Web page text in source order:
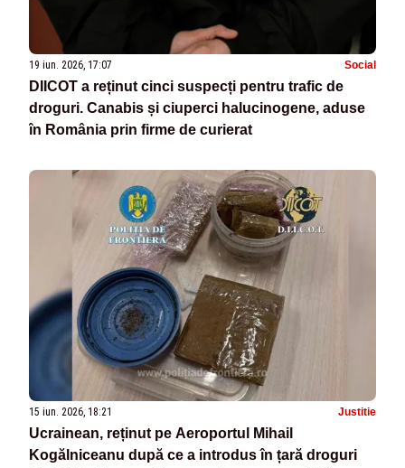
19 iun. 2026, 17:07 Social
DIICOT a reținut cinci suspecți pentru trafic de
droguri. Canabis și ciuperci halucinogene, aduse
în România prin firme de curierat
15 iun. 2026, 18:21 Justitie
Ucrainean, reținut pe Aeroportul Mihail
Kogălniceanu după ce a introdus în țară droguri